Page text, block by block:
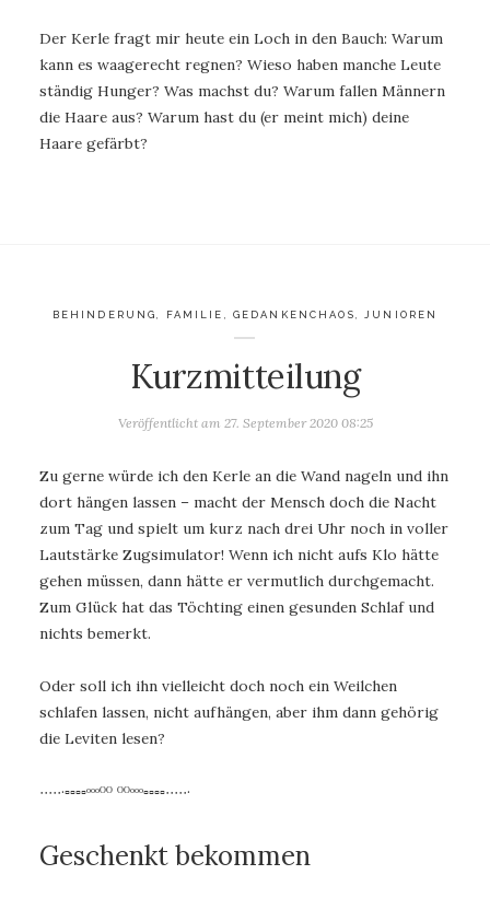
Der Kerle fragt mir heute ein Loch in den Bauch: Warum
kann es waagerecht regnen? Wieso haben manche Leute
ständig Hunger? Was machst du? Warum fallen Männern
die Haare aus? Warum hast du (er meint mich) deine
Haare gefärbt?
BEHINDERUNG FAMILIE GEDANKENCHAOS JUNIOREN
Kurzmitteilung
Veröffentlicht am 27. September 2020 08:25
Zu gerne würde ich den Kerle an die Wand nageln und ihn
dort hängen lassen – macht der Mensch doch die Nacht
zum Tag und spielt um kurz nach drei Uhr noch in voller
Lautstärke Zugsimulator! Wenn ich nicht aufs Klo hätte
gehen müssen, dann hätte er vermutlich durchgemacht.
Zum Glück hat das Töchting einen gesunden Schlaf und
nichts bemerkt.
Oder soll ich ihn vielleicht doch noch ein Weilchen
schlafen lassen, nicht aufhängen, aber ihm dann gehörig
die Leviten lesen?
∙∙∙∙∙·▫▫▫▫ᵒᵒᵒᴼᴼ ᴼᴼᵒᵒᵒ▫▫▫▫∙∙∙∙∙·
Geschenkt bekommen